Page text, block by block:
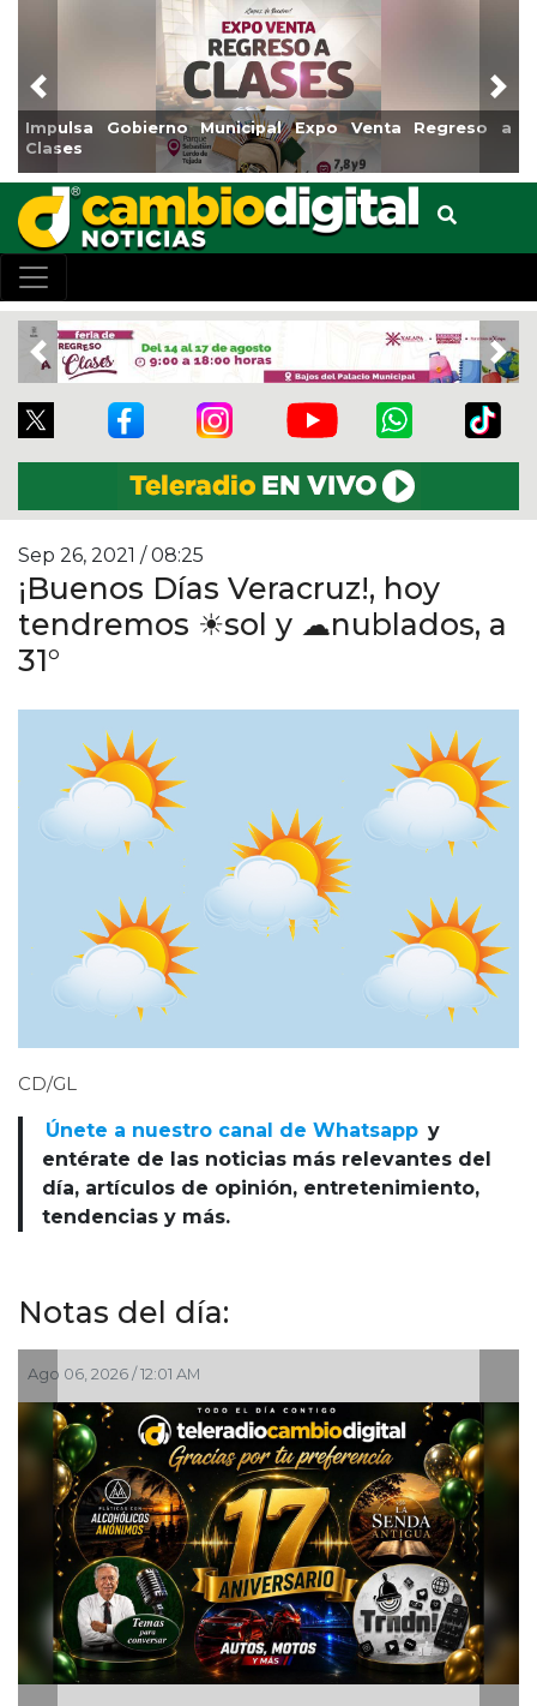
Impulsa Gobierno Municipal Expo Venta Regreso a
Clases
Previous
Previous
Sep 26, 2021 / 08:25
¡Buenos Días Veracruz!, hoy
tendremos ☀sol y ☁nublados, a
31°
CD/GL
Únete a nuestro canal de Whatsapp y
entérate de las noticias más relevantes del
día, artículos de opinión, entretenimiento,
tendencias y más.
Notas del día:
Ago 06, 2026 / 12:01 AM